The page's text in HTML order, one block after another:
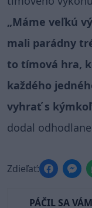
„Máme veľkú
mali parádny
to tímová hra,
každého
vyhrať s
dodal
Zdieľať:
PÁČIL SA